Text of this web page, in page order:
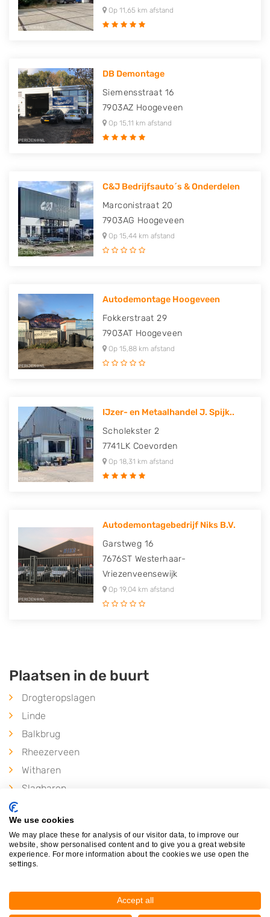
Op 11,65 km afstand
DB Demontage
Siemensstraat 16
7903AZ Hoogeveen
Op 15,11 km afstand
C&J Bedrijfsauto´s & Onderdelen
Marconistraat 20
7903AG Hoogeveen
Op 15,44 km afstand
Autodemontage Hoogeveen
Fokkerstraat 29
7903AT Hoogeveen
Op 15,88 km afstand
IJzer- en Metaalhandel J. Spijk..
Scholekster 2
7741LK Coevorden
Op 18,31 km afstand
Autodemontagebedrijf Niks B.V.
Garstweg 16
7676ST Westerhaar-
Vriezenveensewijk
Op 19,04 km afstand
Plaatsen in de buurt
Drogteropslagen
Linde
Balkbrug
Rheezerveen
Witharen
Slagharen
Schuinesloot
Kerkenveld
Arriën
We use cookies
We may place these for analysis of our visitor data, to improve our
website, show personalised content and to give you a great website
experience. For more information about the cookies we use open the
settings.
Accept all